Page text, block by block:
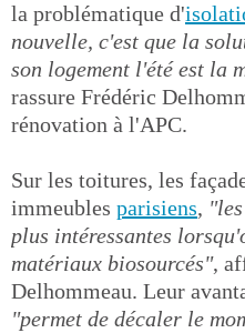
la problématique d'
nouvelle, c'est que la
son logement l'été est la
rassure Frédéric
rénovation à l'APC.
Sur les toitures, les
immeubles parisiens,
plus intéressantes
matériaux biosourcés",
Delhommeau. Leur
"permet de décaler le